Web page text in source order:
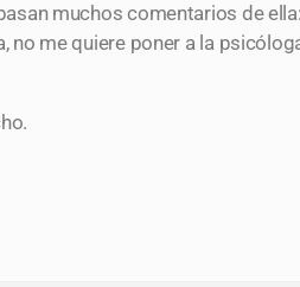
muchos comentarios de
me quiere poner a la